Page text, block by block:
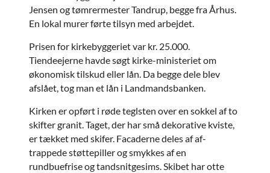
Jensen og tømrermester Tandrup, begge fra Århus.
En lokal murer førte tilsyn med arbejdet.
Prisen for kirkebyggeriet var kr. 25.000.
Tiendeejerne havde søgt kirke-ministeriet om
økonomisk tilskud eller lån. Da begge dele blev
afslået, tog man et lån i Landmandsbanken.
Kirken er opført i røde teglsten over en sokkel af to
skifter granit. Taget, der har små dekorative kviste,
er tækket med skifer. Facaderne deles af af-
trappede støttepiller og smykkes af en
rundbuefrise og tandsnitgesims. Skibet har otte